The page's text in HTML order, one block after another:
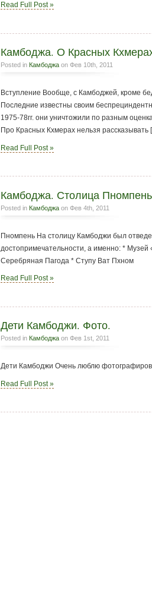
Read Full Post »
Камбоджа. О Красных
Posted in Камбоджа on Фев 10th, 2011
Вступление Вообще, с Камбоджей, кроме
Последние известны своим
1975-78гг. они уничтожили по разным
Про Красных Кхмерах нельзя
Read Full Post »
Камбоджа. Столица Пномпень
Posted in Камбоджа on Фев 4th, 2011
Пномпень На столицу Камбоджи был
достопримечательности, а именно: *
Серебряная Пагода * Ступу Ват Пхном
Read Full Post »
Дети Камбоджи. Фото.
Posted in Камбоджа on Фев 1st, 2011
Дети Камбоджи Очень люблю
Read Full Post »